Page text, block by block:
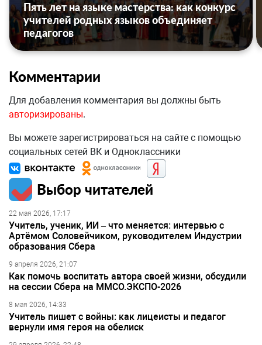
Пять лет на языке мастерства: как конкурс
учителей родных языков объединяет
педагогов
Комментарии
Для добавления комментария вы должны быть
авторизированы.
Вы можете зарегистрироваться на сайте с помощью
социальных сетей ВК и Одноклассники
Выбор читателей
22 мая 2026, 17:17
Учитель, ученик, ИИ – что меняется: интервью с
Артёмом Соловейчиком, руководителем Индустрии
образования Сбера
9 апреля 2026, 21:07
Как помочь воспитать автора своей жизни, обсудили
на сессии Сбера на ММСО.ЭКСПО-2026
8 мая 2026, 14:33
Учитель пишет с войны: как лицеисты и педагог
вернули имя героя на обелиск